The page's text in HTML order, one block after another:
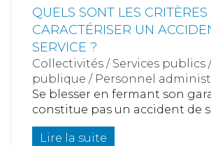
QUELS SONT LES
CARACTÉRISER UN
SERVICE ?
Collectivités / Services publics /
publique / Personnel
Se blesser en fermant son
constitue pas un accident de
Lire la suite